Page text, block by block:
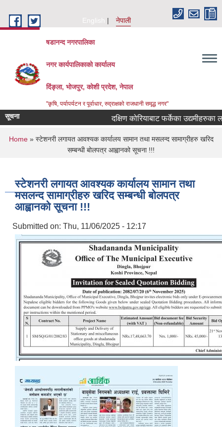
English
नेपाली
षडानन्द नगरपालिका
नगर कार्यपालिकाको कार्यालय
दिंङ्ला, भोजपुर, कोशी प्रदेश, नेपाल
"कृषि, पर्यापर्यटन र पूर्वाधार, रुद्राक्षको राजधानी समृद्ध नगर"
सूचना दक्षिण कोरियाबाट फर्केका उद्यमीहरुका
You are here
Home» स्टेशनरी लगायत आवश्यक कार्यालय सामान तथा मसलन्द सामाग्रीहरु खरिद
सम्बन्धी बोलपत्र आह्वानको सूचना !!!
स्टेशनरी लगायत आवश्यक कार्यालय सामान तथा
मसलन्द सामाग्रीहरु खरिद सम्बन्धी बोलपत्र
आह्वानको सूचना !!!
Submitted on: Thu, 11/06/2025 - 12:17